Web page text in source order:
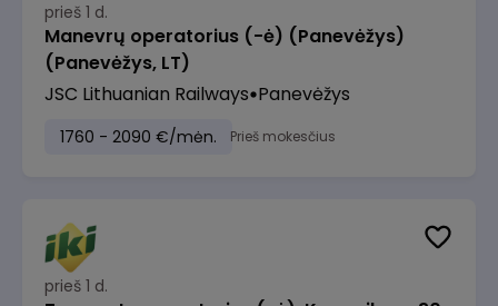
prieš 1 d.
Manevrų operatorius (-ė) (Panevėžys)
(Panevėžys, LT)
JSC Lithuanian Railways Panevėžys
1760 - 2090 €/mėn. Prieš mokesčius
prieš 1 d.